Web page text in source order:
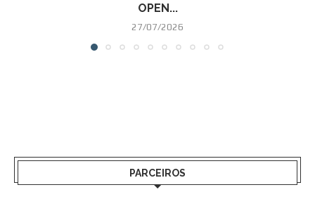
OPEN...
27/07/2026
PARCEIROS